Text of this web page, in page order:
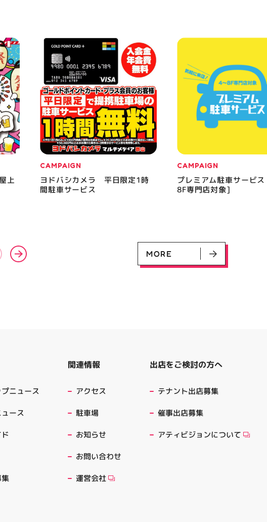
上
CAMPAIGN
ヨドバシカメラ 平日限定1時
間駐車サービス
CAMPAIGN
プレミアム駐車サービ
8F専門店対象]
MORE
ニュース
ース
関連情報
アクセス
駐車場
お知らせ
お問い合わせ
運営会社
出店をご検討の方へ
テナント出店募集
催事出店募集
アティビジョンについて